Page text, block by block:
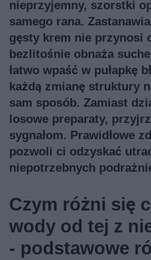
nieprzyjemny, szorstki
samego rana.
gęsty krem nie przynosi
bezlitośnie obnaża
łatwo wpaść w pułapkę
każdą zmianę struktury
sam sposób. Zamiast
losowe preparaty,
sygnałom. Prawidłowe
pozwoli ci odzyskać
niepotrzebnych
Czym różni się
wody od tej z
- podstawowe